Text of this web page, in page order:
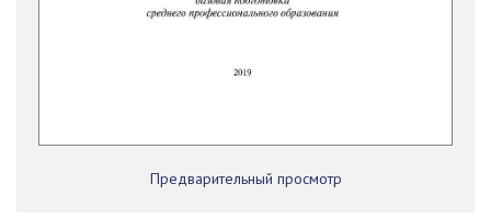
Предварительный просмотр